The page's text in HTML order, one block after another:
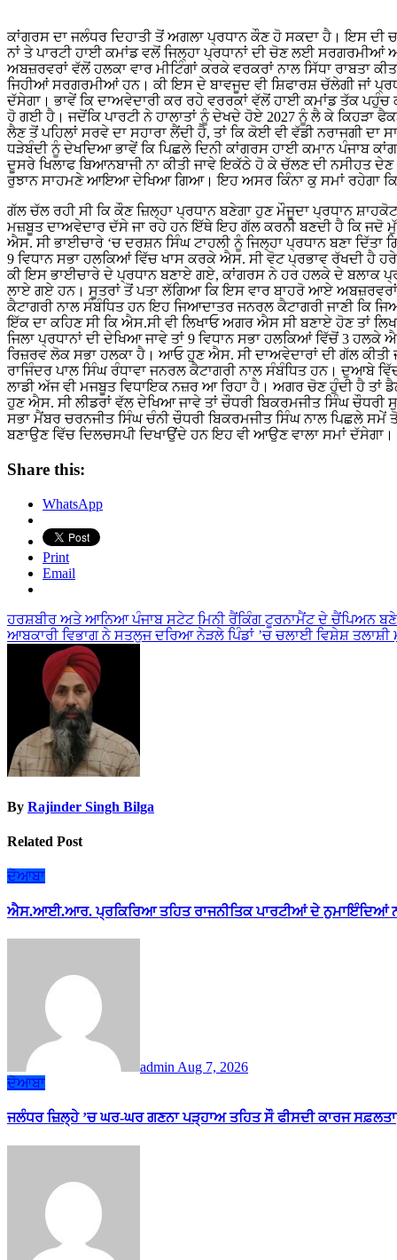
ਕਾਂਗਰਸ ਦਾ ਜਲੰਧਰ ਦਿਹਾਤੀ ਤੋਂ ਅਗਲਾ ਪ੍ਰਧਾਨ ਕੌਣ ਹੋ ਸਕਦਾ ਹੈ। ਇਸ ਦੀ ਚਰਚਾ ਚੱਲ ਪਈ ਹੈ। ਕਿਉਂਕਿ ਕਾਂਗਰਸ ਨੇ ਸੰਗਠਨ ਸਿਰਜਣ ਮੁਹਿੰਮ ਦੇ
ਨਾਂ ਤੇ ਪਾਰਟੀ ਹਾਈ ਕਮਾਂਡ ਵਲੋਂ ਜਿਲ੍ਹਾ ਪ੍ਰਧਾਨਾਂ ਦੀ ਚੋਣ ਲਈ
ਅਬਜ਼ਰਵਰਾਂ ਵੱਲੋਂ ਹਲਕਾ ਵਾਰ ਮੀਟਿੰਗਾਂ ਕਰਕੇ ਵਰਕਰਾਂ ਨਾਲ ਸਿੱਧਾ ਰਾਬਤਾ
ਜਿਹੀਆਂ ਸਰਗਰਮੀਆਂ ਹਨ। ਕੀ ਇਸ ਦੇ ਬਾਵਜੂਦ ਵੀ ਸ਼ਿਫਾਰਸ਼ ਚੱਲੇਗੀ ਜਾਂ
ਦੱਸੇਗਾ। ਭਾਵੇਂ ਕਿ ਦਾਅਵੇਦਾਰੀ ਕਰ ਰਹੇ ਵਰਰਕਾਂ ਵੱਲੋਂ ਹਾਈ ਕਮਾਂਡ ਤੱਕ
ਹੋ ਗਈ ਹੈ। ਜਦੋਂਕਿ ਪਾਰਟੀ ਨੇ ਹਾਲਾਤਾਂ ਨੂੰ ਦੇਖਦੇ ਹੋਏ 2027 ਨੂੰ ਲੈ ਕੇ ਕਿਹੜਾ
ਲੈਣ ਤੋਂ ਪਹਿਲਾਂ ਸਰਵੇ ਦਾ ਸਹਾਰਾ ਲੈਂਦੀ ਹੈ, ਤਾਂ ਕਿ ਕੋਈ ਵੀ ਵੱਡੀ ਨਰਾਜਗੀ
ਧੜੇਬੰਦੀ ਨੂੰ ਦੇਖਦਿਆ ਭਾਵੇਂ ਕਿ ਪਿਛਲੇ ਦਿਨੀ ਕਾਂਗਰਸ ਹਾਈ ਕਮਾਨ ਪੰਜਾਬ
ਦੂਸਰੇ ਖਿਲਾਫ ਬਿਆਨਬਾਜੀ ਨਾ ਕੀਤੀ ਜਾਵੇ ਇਕੱਠੇ ਹੋ ਕੇ ਚੱਲਣ ਦੀ ਨਸੀਹਤ
ਰੁਝਾਨ ਸਾਹਮਣੇ ਆਇਆ ਦੇਖਿਆ ਗਿਆ। ਇਹ ਅਸਰ ਕਿੰਨਾ ਕੁ ਸਮਾਂ ਰਹੇਗਾ
ਗੱਲ ਚੱਲ ਰਹੀ ਸੀ ਕਿ ਕੌਣ ਜ਼ਿਲ੍ਹਾ ਪ੍ਰਧਾਨ ਬਣੇਗਾ ਹੁਣ ਮੌਜੂਦਾ ਪ੍ਰਧਾਨ
ਮਜ਼ਬੂਤ ਦਾਅਵੇਦਾਰ ਦੱਸੇ ਜਾ ਰਹੇ ਹਨ ਇੱਥੇ ਇਹ ਗੱਲ ਕਰਨੀ ਬਣਦੀ ਹੈ ਕਿ ਜਦੋ
ਐਸ. ਸੀ ਭਾਈਚਾਰੇ ‘ਚ ਦਰਸ਼ਨ ਸਿੰਘ ਟਾਹਲੀ ਨੂੰ ਜਿਲ੍ਹਾ ਪ੍ਰਧਾਨ ਬਣਾ
9 ਵਿਧਾਨ ਸਭਾ ਹਲਕਿਆਂ ਵਿੱਚ ਖਾਸ ਕਰਕੇ ਐਸ. ਸੀ ਵੋਟ ਪ੍ਰਭਾਵ ਰੱਖਦੀ ਹੈ
ਕੀ ਇਸ ਭਾਈਚਾਰੇ ਦੇ ਪ੍ਰਧਾਨ ਬਣਾਏ ਗਏ, ਕਾਂਗਰਸ ਨੇ ਹਰ ਹਲਕੇ ਦੇ ਬਲਾਕ
ਲਾਏ ਗਏ ਹਨ। ਸੂਤਰਾਂ ਤੋਂ ਪਤਾ ਲੱਗਿਆ ਕਿ ਇਸ ਵਾਰ ਬਾਹਰੋ ਆਏ
ਕੈਟਾਗਰੀ ਨਾਲ ਸੰਬੰਧਿਤ ਹਨ ਇਹ ਜਿਆਦਾਤਰ ਜਨਰਲ ਕੈਟਾਗਰੀ ਜਾਣੀ ਕਿ
ਇੱਕ ਦਾ ਕਹਿਣ ਸੀ ਕਿ ਐਸ.ਸੀ ਵੀ ਲਿਖਾਓ ਅਗਰ ਐਸ ਸੀ ਬਣਾਏ ਹੋਣ
ਜਿਲਾ ਪ੍ਰਧਾਨਾਂ ਦੀ ਦੇਖਿਆ ਜਾਵੇ ਤਾਂ 9 ਵਿਧਾਨ ਸਭਾ ਹਲਕਿਆਂ ਵਿੱਚੋਂ 3 ਹਲਕੇ
ਰਿਜ਼ਰਵ ਲੋਕ ਸਭਾ ਹਲਕਾ ਹੈ। ਆਓ ਹੁਣ ਐਸ. ਸੀ ਦਾਅਵੇਦਾਰਾਂ ਦੀ ਗੱਲ ਕੀਤੀ
ਰਾਜਿੰਦਰ ਪਾਲ ਸਿੰਘ ਰੰਧਾਵਾ ਜਨਰਲ ਕੈਟਾਗਰੀ ਨਾਲ ਸੰਬੰਧਿਤ ਹਨ। ਦੁਆਬੇ
ਲਾਡੀ ਅੱਜ ਵੀ ਮਜਬੂਤ ਵਿਧਾਇਕ ਨਜ਼ਰ ਆ ਰਿਹਾ ਹੈ। ਅਗਰ ਚੋਣ ਹੁੰਦੀ ਹੈ ਤਾਂ
ਹੁਣ ਐਸ. ਸੀ ਲੀਡਰਾਂ ਵੱਲ ਦੇਖਿਆ ਜਾਵੇ ਤਾਂ ਚੌਧਰੀ ਬਿਕਰਮਜੀਤ ਸਿੰਘ
ਸਭਾ ਮੈਂਬਰ ਚਰਨਜੀਤ ਸਿੰਘ ਚੰਨੀ ਚੌਧਰੀ ਬਿਕਰਮਜੀਤ ਸਿੰਘ ਨਾਲ ਪਿਛਲੇ
ਬਣਾਉਣ ਵਿੱਚ ਦਿਲਚਸਪੀ ਦਿਖਾਉਂਦੇ ਹਨ ਇਹ ਵੀ ਆਉਣ ਵਾਲਾ ਸਮਾਂ ਦੱਸੇਗਾ।
Share this:
WhatsApp
Print
Email
Post
navigation
ਹਰਸ਼ਬੀਰ ਅਤੇ ਆਨਿਆ ਪੰਜਾਬ ਸਟੇਟ ਮਿਨੀ ਰੈਂਕਿੰਗ ਟੂਰਨਾਮੈਂਟ ਦੇ ਚੈਂਪਿਅਨ ਬਣੇ
ਆਬਕਾਰੀ ਵਿਭਾਗ ਨੇ ਸਤਲੁਜ ਦਰਿਆ ਨੇੜਲੇ ਪਿੰਡਾਂ ’ਚ ਚਲਾਈ ਵਿਸ਼ੇਸ਼ ਤਲਾਸ਼ੀ
By Rajinder Singh Bilga
Related Post
ਦੋਆਬਾ
ਐਸ.ਆਈ.ਆਰ. ਪ੍ਰਕਿਰਿਆ ਤਹਿਤ ਰਾਜਨੀਤਿਕ ਪਾਰਟੀਆਂ ਦੇ ਨੁਮਾਇੰਦਿਆਂ
admin Aug 7, 2026
ਦੋਆਬਾ
ਜਲੰਧਰ ਜ਼ਿਲ੍ਹੇ ’ਚ ਘਰ-ਘਰ ਗਣਨਾ ਪੜ੍ਹਾਅ ਤਹਿਤ ਸੌ ਫੀਸਦੀ ਕਾਰਜ